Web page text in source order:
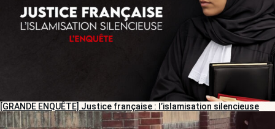
[GRANDE ENQUÊTE] Justice française : l’islamisation silencieuse